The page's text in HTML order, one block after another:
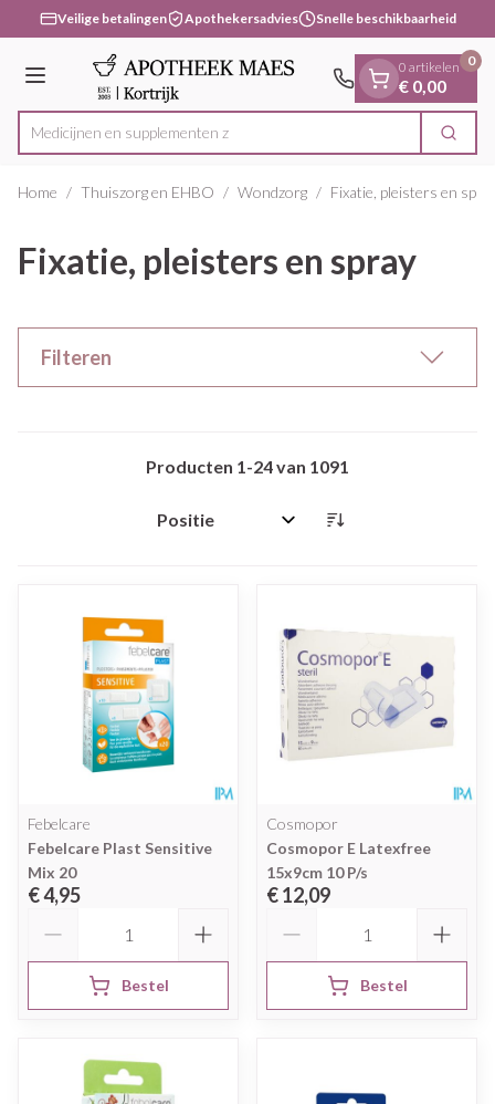
Ga naar de inhoud
1 van 1Veilige betalingen Apothekersadvies Snelle beschikbaarheid
Menu
Product, merk, categorie...
Medicijn Zoek
0 artikelen
€ 0,00
0
Home / Thuiszorg en EHBO / Wondzorg / Fixatie, pleisters en
Fixatie, pleisters en spray
Filteren
Producten 1-24van 1091
Sorteer op:
Febelcare
Febelcare Plast Sensitive
Mix 20
€ 4,95
Bestel
Cosmopor
Cosmopor E Latexfree
15x9cm 10 P/s
€ 12,09
Bestel